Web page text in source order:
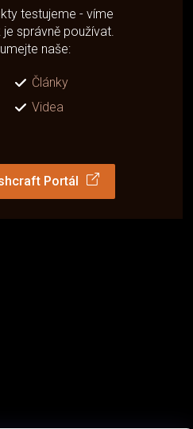
testujeme - víme
správně používat.
naše:
Články
Videa
Portál